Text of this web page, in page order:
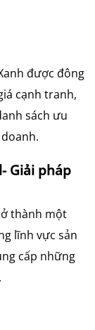
được đông
cạnh tranh,
sách ưu
Giải pháp
thành một
lĩnh vực sản
cấp những